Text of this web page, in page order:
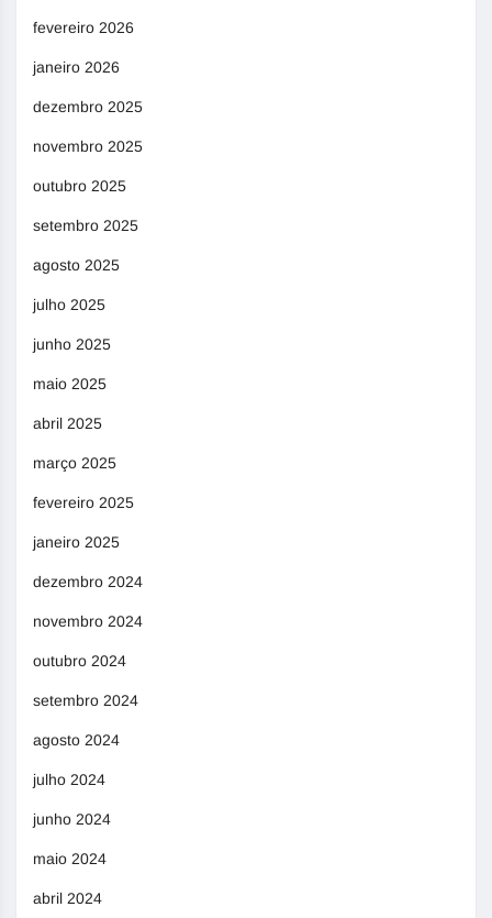
fevereiro 2026
janeiro 2026
dezembro 2025
novembro 2025
outubro 2025
setembro 2025
agosto 2025
julho 2025
junho 2025
maio 2025
abril 2025
março 2025
fevereiro 2025
janeiro 2025
dezembro 2024
novembro 2024
outubro 2024
setembro 2024
agosto 2024
julho 2024
junho 2024
maio 2024
abril 2024